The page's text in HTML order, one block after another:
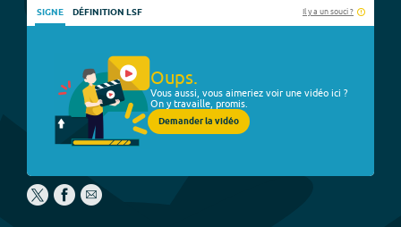
SIGNE DÉFINITION LSF Il y a un souci ?
Oups.
Vous aussi, vous aimeriez voir une vidéo ici ?
On y travaille, promis.
Demander la vidéo